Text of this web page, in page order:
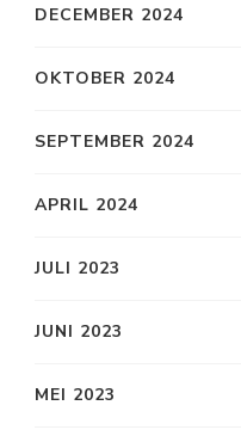
DECEMBER 2024
OKTOBER 2024
SEPTEMBER 2024
APRIL 2024
JULI 2023
JUNI 2023
MEI 2023